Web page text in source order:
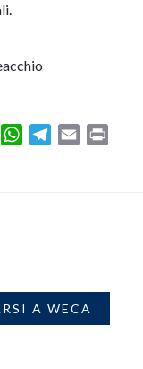
LinkedInWhatsAppTelegram
Email
A WECA